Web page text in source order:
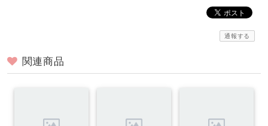
通報する
関連商品